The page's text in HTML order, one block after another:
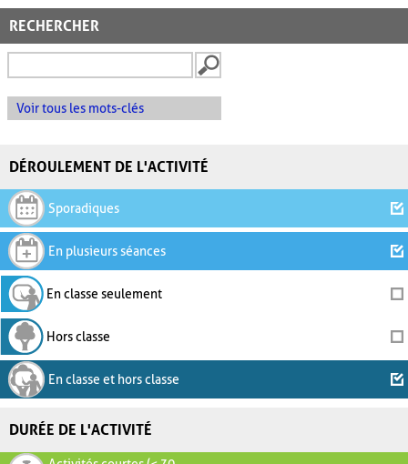
RECHERCHER
Voir tous les mots-clés
DÉROULEMENT DE L'ACTIVITÉ
Sporadiques
En plusieurs séances
En classe seulement
Hors classe
En classe et hors classe
DURÉE DE L'ACTIVITÉ